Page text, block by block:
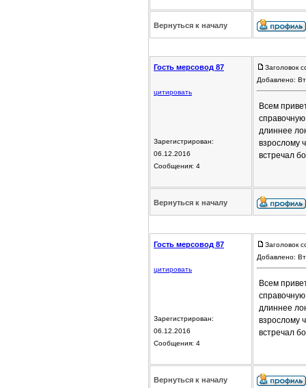
Вернуться к началу
Гость мерсовод 87
цитировать
Зарегистрирован:
06.12.2016
Сообщения: 4
Заголовок
Добавлено:
Всем
длиннее
взрослому
встречал
Вернуться к началу
Гость мерсовод 87
цитировать
Зарегистрирован:
06.12.2016
Сообщения: 4
Заголовок
Добавлено:
Всем
длиннее
взрослому
встречал
Вернуться к началу